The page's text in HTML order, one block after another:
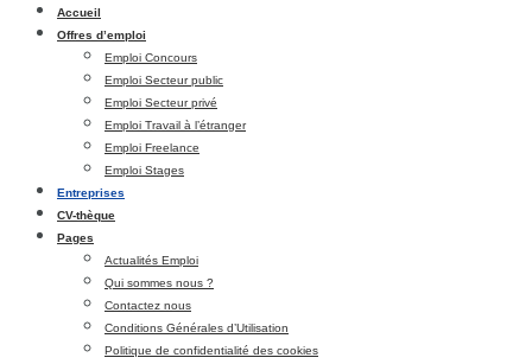
Accueil
Offres d’emploi
Emploi Concours
Emploi Secteur public
Emploi Secteur privé
Emploi Travail à l’étranger
Emploi Freelance
Emploi Stages
Entreprises
CV-thèque
Pages
Actualités Emploi
Qui sommes nous ?
Contactez nous
Conditions Générales d’Utilisation
Politique de confidentialité des cookies